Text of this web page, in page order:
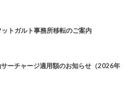
トガルト事務所移転のご案内
ーチャージ適用額のお知らせ（2026年